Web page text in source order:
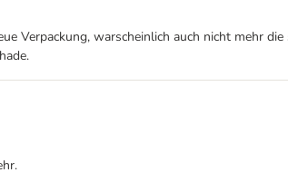
warscheinlich auch nicht mehr